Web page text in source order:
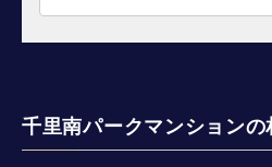
千里南パークマンション